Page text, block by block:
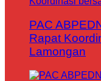
PAC
Rapat
Lamongan